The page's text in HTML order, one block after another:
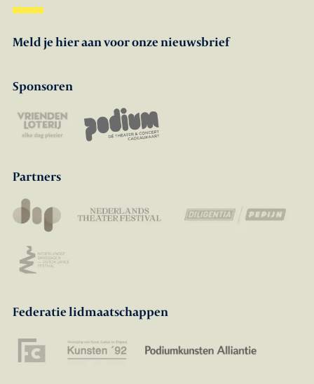
Meld je hier aan voor onze nieuwsbrief
Sponsoren
Partners
Federatie lidmaatschappen